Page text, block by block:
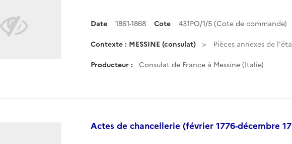
Date 1861-1868 Cote 431PO/1/5 (Cote de commande)
Contexte : MESSINE (consulat) Pièces annexes de
Producteur : Consulat de France à Messine (Italie)
Actes de chancellerie (février 1776-décembre